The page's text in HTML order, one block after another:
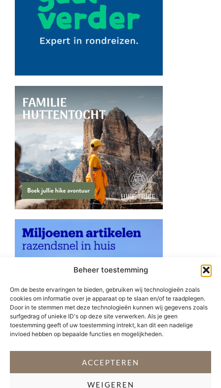
Beheer toestemming
Om de beste ervaringen te bieden, gebruiken wij technologieën zoals
cookies om informatie over je apparaat op te slaan en/of te raadplegen.
Door in te stemmen met deze technologieën kunnen wij gegevens zoals
surfgedrag of unieke ID's op deze site verwerken. Als je geen
toestemming geeft of uw toestemming intrekt, kan dit een nadelige
invloed hebben op bepaalde functies en mogelijkheden.
ACCEPTEREN
WEIGEREN